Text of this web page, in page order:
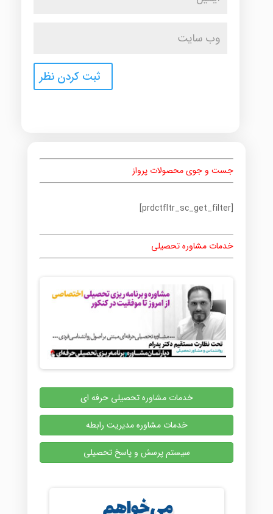
جست و جوی محصولات پرواز
[prdctfltr_sc_get_filter]
خدمات مشاوره تحصیلی
خدمات مشاوره تحصیلی حرفه ای
خدمات مشاوره مدیریت رابطه
سیستم پرسش و پاسخ تحصیلی